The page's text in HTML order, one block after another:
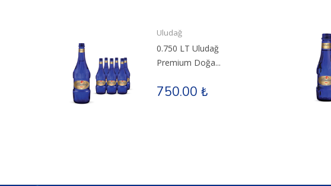
Uludağ
0.750 LT Uludağ
Premium Doğa...
750.00 ₺